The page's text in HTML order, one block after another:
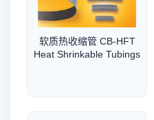
软质热收缩管 CB-HFT
Heat Shrinkable Tubings